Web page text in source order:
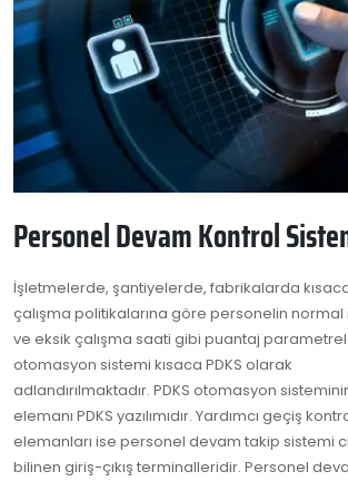
Personel Devam Kontrol
İşletmelerde, şantiyelerde, fabrikalarda
çalışma politikalarına göre personelin
ve eksik çalışma saati gibi puantaj
otomasyon sistemi kısaca PDKS olarak
adlandırılmaktadır. PDKS otomasyon
elemanı PDKS yazılımıdır. Yardımcı geçiş
elemanları ise personel devam takip sistemi
bilinen giriş-çıkış terminalleridir. Personel